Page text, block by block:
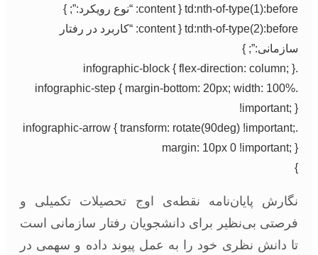
td:nth-of-type(1):before { content: “نوع رویکرد:”; }
td:nth-of-type(2):before { content: “کاربرد در رفتار
سازمانی:”; }
.infographic-block { flex-direction: column; }
.infographic-step { margin-bottom: 20px; width: 100%
!important; }
.infographic-arrow { transform: rotate(90deg) !important;
margin: 10px 0 !important; }
}
نگارش پایان‌نامه نقطه‌ی اوج تحصیلات تکمیلی و
فرصتی بی‌نظیر برای دانشجویان رفتار سازمانی است
تا دانش نظری خود را به عمل پیوند داده و سهمی در